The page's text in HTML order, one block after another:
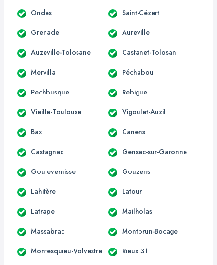
Ondes Saint-Cézert
Grenade Aureville
Auzeville-Tolosane Castanet-Tolosan
Mervilla Péchabou
Pechbusque Rebigue
Vieille-Toulouse Vigoulet-Auzil
Bax Canens
Castagnac Gensac-sur-Garonne
Goutevernisse Gouzens
Lahitère Latour
Latrape Mailholas
Massabrac Montbrun-Bocage
Montesquieu-Volvestre Rieux 31